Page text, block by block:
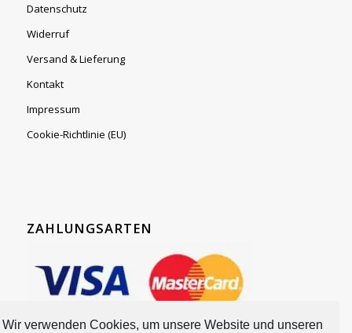
Wir verwenden Cookies, um unsere Website und unseren
Datenschutz
Widerruf
Versand & Lieferung
Kontakt
Impressum
Cookie-Richtlinie (EU)
ZAHLUNGSARTEN